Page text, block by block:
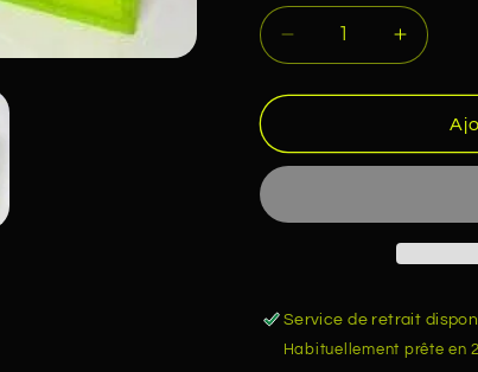
Réduire
la
quantité
SAINTS
ROW
3
360
X360
la
3
360
X360
Service de retrait
Habituellement prête en